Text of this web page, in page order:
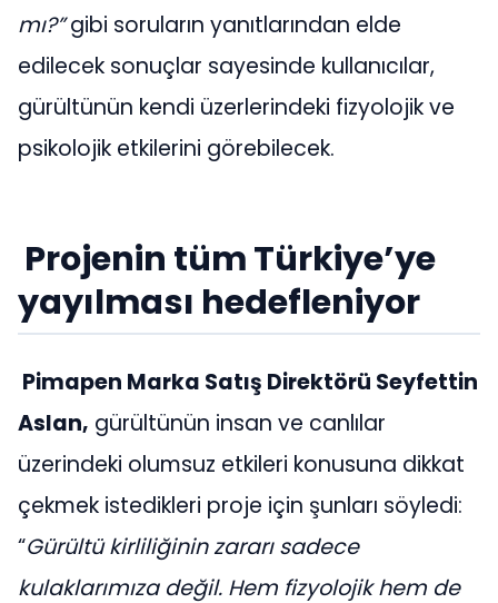
mı?”gibi soruların yanıtlarından elde
edilecek sonuçlar sayesinde kullanıcılar,
gürültünün kendi üzerlerindeki fizyolojik ve
psikolojik etkilerini görebilecek.
Projenin tüm Türkiye’ye
yayılması hedefleniyor
Pimapen Marka Satış Direktörü Seyfettin
Aslan, gürültünün insan ve canlılar
üzerindeki olumsuz etkileri konusuna dikkat
çekmek istedikleri proje için şunları söyledi:
“Gürültü kirliliğinin zararı sadece
kulaklarımıza değil. Hem fizyolojik hem de